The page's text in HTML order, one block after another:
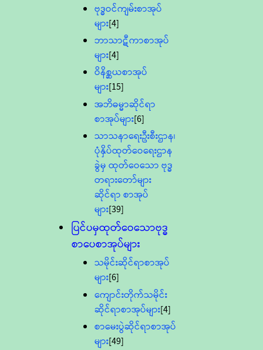
ဗုဒ္ဓဝင်ကျမ်းစာအုပ်
များ[4]
ဘာသာဋီကာစာအုပ်
များ[4]
ဝိနိစ္ဆယစာအုပ်
များ[15]
အဘိဓမ္မာဆိုင်ရာ
စာအုပ်များ[6]
သာသနာရေးဦးစီးဌာန၊
ပုံနှိပ်ထုတ်ဝေရေးဌာန
ခွဲမှ ထုတ်ဝေသော ဗုဒ္ဓ
တရားတော်များ
ဆိုင်ရာ စာအုပ်
များ[39]
ပြင်ပမှထုတ်ဝေသောဗုဒ္ဓ
စာပေစာအုပ်များ
သမိုင်းဆိုင်ရာစာအုပ်
များ[6]
ကျောင်းတိုက်သမိုင်း
ဆိုင်ရာစာအုပ်များ[4]
စာမေးပွဲဆိုင်ရာစာအုပ်
များ[49]